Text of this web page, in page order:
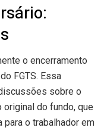
o encerramento
FGTS. Essa
sobre o
do fundo, que
para o trabalhador em